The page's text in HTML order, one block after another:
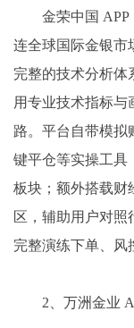
金荣中国 APP
连全球国际金银市
完整的技术分析体
用专业技术指标与
路。平台自带模拟
键平仓等实操工具
板块；额外搭载财
区，辅助用户对照
完整演练下单、风
2、万洲金业